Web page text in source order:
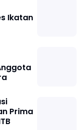
Ikatan
Prima